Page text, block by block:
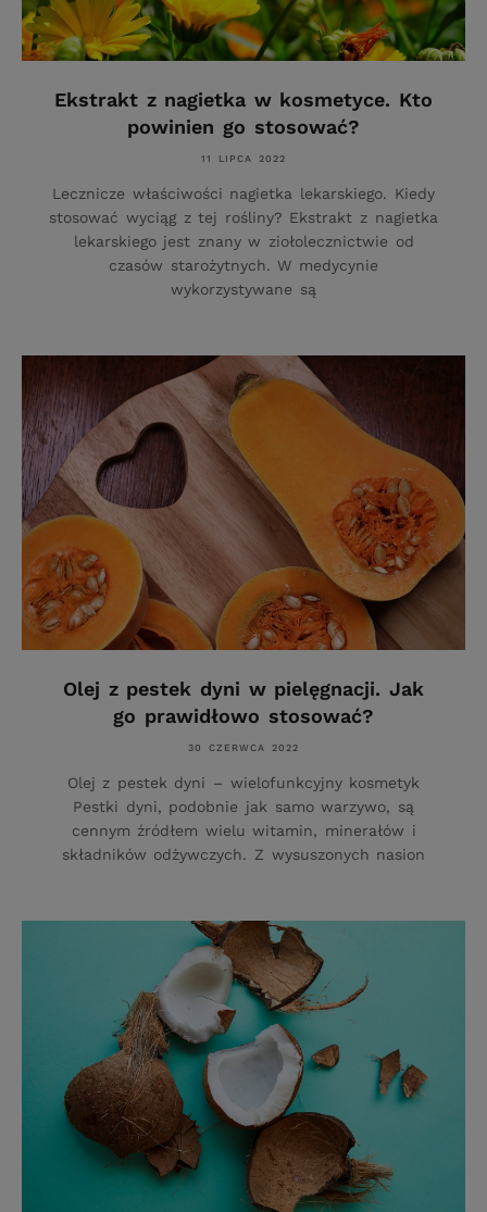
Ekstrakt z nagietka w kosmetyce. Kto
powinien go stosować?
11 LIPCA 2022
Lecznicze właściwości nagietka lekarskiego. Kiedy
stosować wyciąg z tej rośliny? Ekstrakt z nagietka
lekarskiego jest znany w ziołolecznictwie od
czasów starożytnych. W medycynie
wykorzystywane są
Olej z pestek dyni w pielęgnacji. Jak
go prawidłowo stosować?
30 CZERWCA 2022
Olej z pestek dyni – wielofunkcyjny kosmetyk
Pestki dyni, podobnie jak samo warzywo, są
cennym źródłem wielu witamin, minerałów i
składników odżywczych. Z wysuszonych nasion